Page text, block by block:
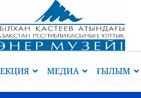
МЕДИА ҒЫЛЫМ